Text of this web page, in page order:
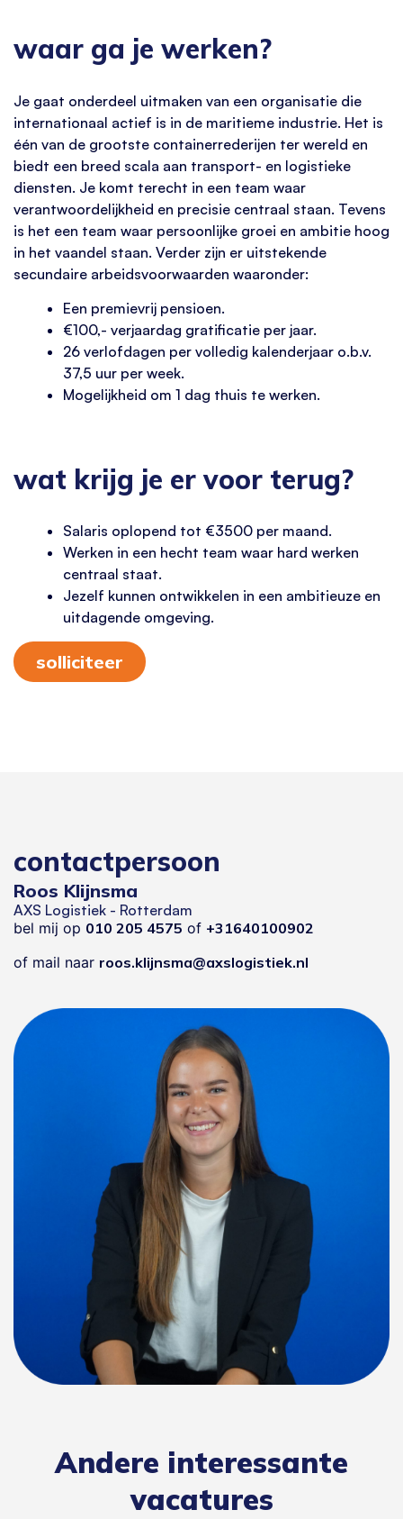
waar ga je werken?
Je gaat onderdeel uitmaken van een organisatie die
internationaal actief is in de maritieme industrie. Het is
één van de grootste containerrederijen ter wereld en
biedt een breed scala aan transport- en logistieke
diensten. Je komt terecht in een team waar
verantwoordelijkheid en precisie centraal staan. Tevens
is het een team waar persoonlijke groei en ambitie hoog
in het vaandel staan. Verder zijn er uitstekende
secundaire arbeidsvoorwaarden waaronder:
Een premievrij pensioen.
€100,- verjaardag gratificatie per jaar.
26 verlofdagen per volledig kalenderjaar o.b.v.
37,5 uur per week.
Mogelijkheid om 1 dag thuis te werken.
wat krijg je er voor terug?
Salaris oplopend tot €3500 per maand.
Werken in een hecht team waar hard werken
centraal staat.
Jezelf kunnen ontwikkelen in een ambitieuze en
uitdagende omgeving.
solliciteer
contactpersoon
Roos Klijnsma
AXS Logistiek - Rotterdam
bel mij op 010 205 4575 of +31640100902
of mail naar roos.klijnsma@axslogistiek.nl
Andere interessante
vacatures